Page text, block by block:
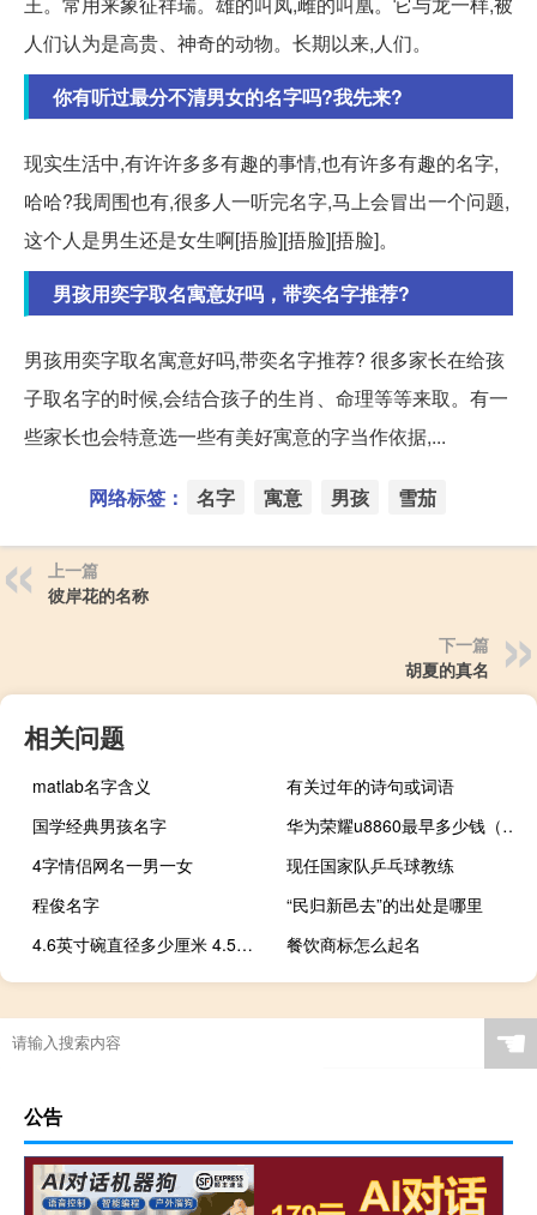
人们认为是高贵、神奇的动物。长期以来,人们。
你有听过最分不清男女的名字吗?我先来?
现实生活中,有许许多多有趣的事情,也有许多有趣的名字,
哈哈?我周围也有,很多人一听完名字,马上会冒出一个问题,
这个人是男生还是女生啊[捂脸][捂脸][捂脸]。
男孩用奕字取名寓意好吗，带奕名字推荐?
男孩用奕字取名寓意好吗,带奕名字推荐? 很多家长在给孩
子取名字的时候,会结合孩子的生肖、命理等等来取。有一
些家长也会特意选一些有美好寓意的字当作依据,...
网络标签： 名字 寓意 男孩 雪茄
上一篇
彼岸花的名称
下一篇
胡夏的真名
相关问题
matlab名字含义
有关过年的诗句或词语
国学经典男孩名字
华为荣耀u8860最早多少钱（华为荣耀u8860）
4字情侣网名一男一女
现任国家队乒乓球教练
程俊名字
“民归新邑去”的出处是哪里
4.6英寸碗直径多少厘米 4.5寸的碗的直径是多少厘米
餐饮商标怎么起名
☚
公告